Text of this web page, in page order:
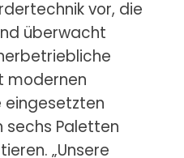
vor, die
überwacht
modernen
eingesetzten
sechs Paletten
„Unsere